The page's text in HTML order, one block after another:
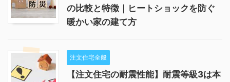
の比較と特徴｜ヒートショックを防ぐ
暖かい家の建て方
注文住宅全般
【注文住宅の耐震性能】耐震等級3は本